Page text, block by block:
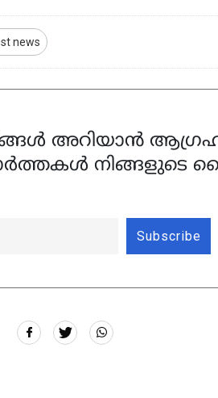
news
അറിയാൻ
നിങ്ങളുടെ
Subscribe